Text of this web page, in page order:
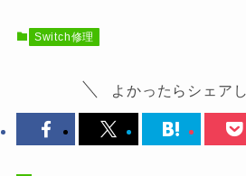
Switch修理
よかったらシェア